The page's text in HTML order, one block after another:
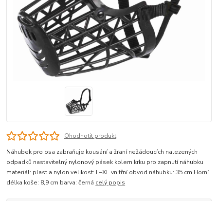
Ohodnotit produkt
Náhubek pro psa zabraňuje kousání a žraní nežádoucích nalezených
odpadků nastavitelný nylonový pásek kolem krku pro zapnutí náhubku
materiál: plast a nylon velikost: L–XL vnitřní obvod náhubku: 35 cm Horní
délka koše: 8,9 cm barva: černá celý popis